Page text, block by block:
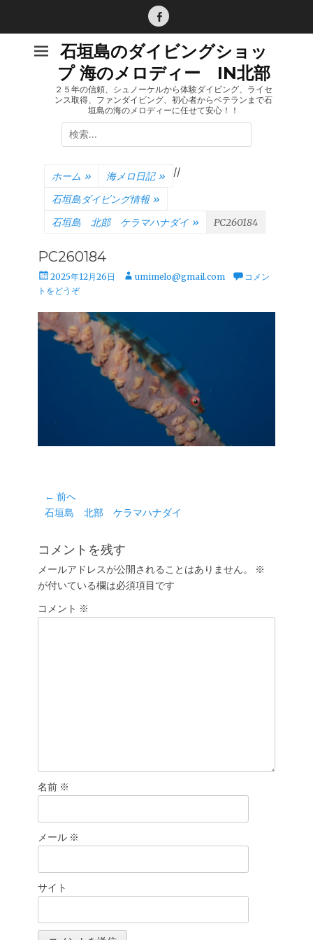
Facebook
石垣島のダイビングショッ
プ 海のメロディー IN北部
２５年の信頼、シュノーケルから体験ダイビング、ライセ
ンス取得、ファンダイビング、初心者からベテランまで石
垣島の海のメロディーに任せて安心！！
検
索:
ホーム » 海メロ日記 » /
石垣島ダイビング情報 »
/
石垣島 北部 ケラマハナダイ » PC260184
PC260184
投
稿
2025年12月26日
投 umimelo@gmail.com
コメン
トをどうぞ
投
稿
ビ
ゲ
ー
シ
← 前へ
前
投
石垣島 北部 ケラマハナダイ
コメントを残す
メールアドレスが公開されることはありません。
※
が付いている欄は必須項目です
コメント ※
名前 ※
メール ※
サイト